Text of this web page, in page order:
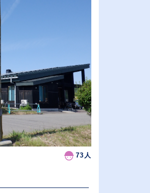
が多い順
が多い順
73人